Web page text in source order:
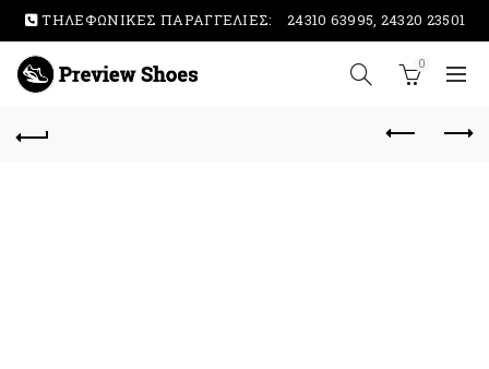
ΤΗΛΕΦΩΝΙΚΕΣ ΠΑΡΑΓΓΕΛΙΕΣ: 24310 63995, 24320 23501
0